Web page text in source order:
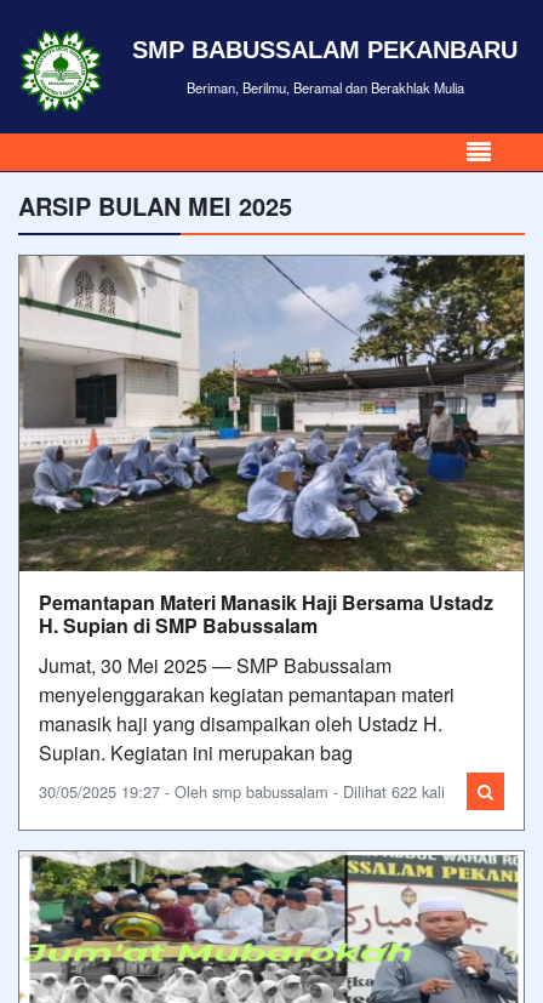
SMP BABUSSALAM PEKANBARU
Beriman, Berilmu, Beramal dan Berakhlak Mulia
ARSIP BULAN MEI 2025
Pemantapan Materi Manasik Haji Bersama Ustadz
H. Supian di SMP Babussalam
Jumat, 30 Mei 2025 — SMP Babussalam
menyelenggarakan kegiatan pemantapan materi
manasik haji yang disampaikan oleh Ustadz H.
Supian. Kegiatan ini merupakan bag
30/05/2025 19:27 - Oleh smp babussalam - Dilihat 622 kali